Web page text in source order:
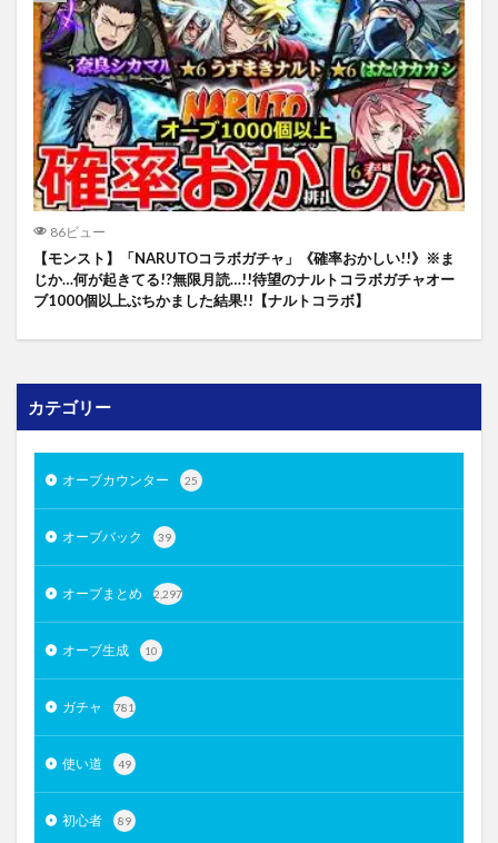
86ビュー
【モンスト】「NARUTOコラボガチャ」《確率おかしい!!》※ま
じか…何が起きてる!?無限月読…!!待望のナルトコラボガチャオー
ブ1000個以上ぶちかました結果!!【ナルトコラボ】
カテゴリー
オーブカウンター 25
オーブバック 39
オーブまとめ 2,297
オーブ生成 10
ガチャ 781
使い道 49
初心者 89